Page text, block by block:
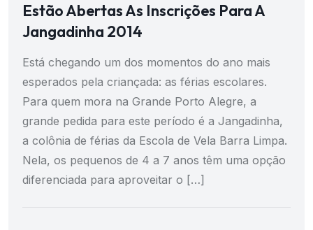
Estão Abertas As Inscrições Para A
Jangadinha 2014
Está chegando um dos momentos do ano mais
esperados pela criançada: as férias escolares.
Para quem mora na Grande Porto Alegre, a
grande pedida para este período é a Jangadinha,
a colônia de férias da Escola de Vela Barra Limpa.
Nela, os pequenos de 4 a 7 anos têm uma opção
diferenciada para aproveitar o […]